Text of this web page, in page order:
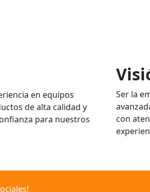
en equipos
de alta calidad y
para nuestros
Ser la
con